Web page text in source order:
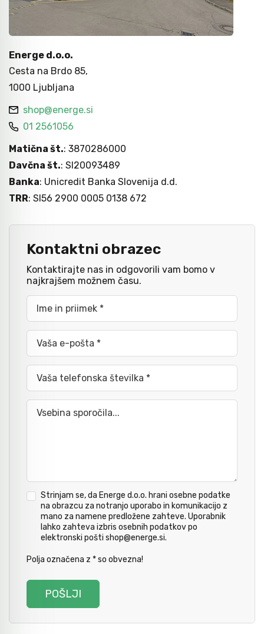
Energe d.o.o.
Cesta na Brdo 85,
1000 Ljubljana
shop@energe.si
01 2561056
Matična št.: 3870286000
Davčna št.: SI20093489
Banka: Unicredit Banka Slovenija d.d.
TRR: SI56 2900 0005 0138 672
Kontaktni obrazec
Kontaktirajte nas in odgovorili vam bomo v
najkrajšem možnem času.
Ime in priimek *
Vaša e-pošta *
Vaša telefonska številka *
Vsebina sporočila...
Strinjam se, da Energe d.o.o. hrani osebne podatke
na obrazcu za notranjo uporabo in komunikacijo z
mano za namene predložene zahteve. Uporabnik
lahko zahteva izbris osebnih podatkov po
elektronski pošti shop@energe.si.
Polja označena z * so obvezna!
Nasadni in udarni ključi
Moment ključi in merilniki navora
Klešče
Izolirano orodje 1000 V - VDE
Kladiva
Točkala, dleta, luknjači in pile
Vzvodi in primeži
Svetila
Avtomobilsko orodje
Inštalatersko orodje
Krivilci cevi
Grezila, posnemala in konični svedri
Svedri za steklo
Kronske žage
Žagini listi
Mazanje
Dvižna tehnika
Laserji / gradbeništvo